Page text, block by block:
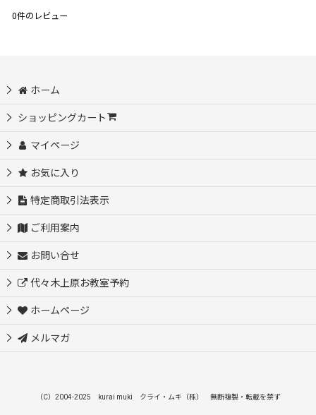
0件のレビュー
ホーム
ショッピングカート
マイページ
お気に入り
特定商取引法表示
ご利用案内
お問い合せ
代々木上原お教室予約
ホームページ
メルマガ
（C）2004-2025 kurai muki クライ・ムキ（株） 無断複製・転載を禁ず